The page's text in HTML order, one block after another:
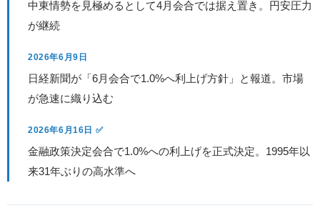
中東情勢を見極めるとして4月会合では据え置き。円安圧力
が継続
2026年6月9日
日経新聞が「6月会合で1.0%へ利上げ方針」と報道。市場
が急速に織り込む
2026年6月16日 ✅
金融政策決定会合で1.0%への利上げを正式決定。1995年以
来31年ぶりの高水準へ